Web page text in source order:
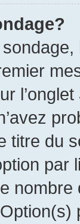
l’onglet
titre du
par